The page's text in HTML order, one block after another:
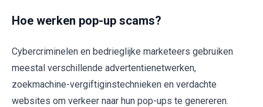
Hoe werken pop-up scams?
Cybercriminelen en bedrieglijke marketeers gebruiken
meestal verschillende advertentienetwerken,
zoekmachine-vergiftiginstechnieken en verdachte
websites om verkeer naar hun pop-ups te genereren.